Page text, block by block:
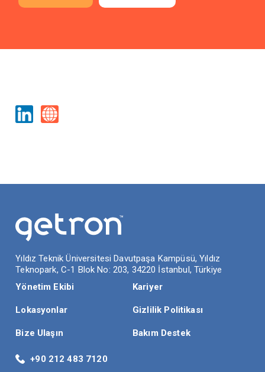
SSS
Yıldız Teknik Üniversitesi Davutpaşa Kampüsü, Yıldız
Teknopark, C-1 Blok No: 203, 34220 İstanbul, Türkiye
Yönetim Ekibi
Kariyer
Lokasyonlar Gizlilik Politikası
Bize Ulaşın Bakım Destek
+90 212 483 7120